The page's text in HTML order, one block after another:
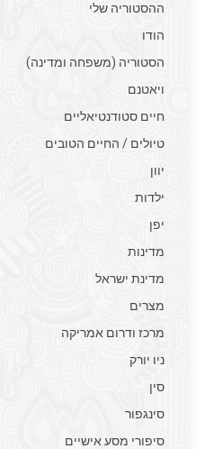
ההסטוריה שלי
הודו
הסטוריה (משפחה ומדינה)
ויאטנם
חיים סטודנטיאליים
טיולים / החיים הטובים
יוון
ילדות
יפן
מדינות
מדינת ישראל
מצרים
מרכז ודרום אמריקה
ניו יורק
סין
סינגפור
סיפורי מסע אישיים